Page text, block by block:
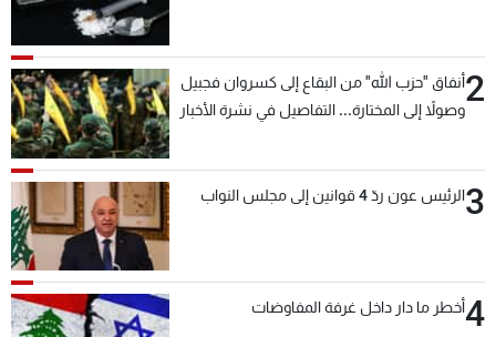
2أنفاق "حزب الله" من البقاع إلى كسروان فجبيل
وصولاً إلى المختارة... التفاصيل في نشرة الأخبار
3الرئيس عون ردّ 4 قوانين إلى مجلس النواب
4أخطر ما دار داخل غرفة المفاوضات